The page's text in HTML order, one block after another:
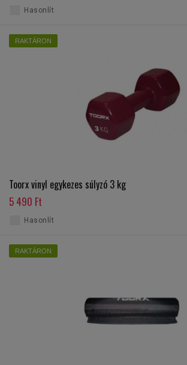
Hasonlít
RAKTÁRON
Toorx vinyl egykezes súlyzó 3 kg
5 490 Ft
Hasonlít
RAKTÁRON